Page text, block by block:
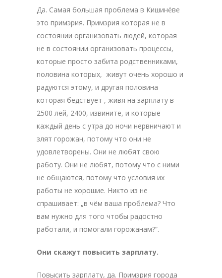
Да. Самая большая проблема в Кишинёве
это примэрия. Примэрия которая не в
состоянии организовать людей, которая
не в состоянии организовать процессы,
которые просто забита родственниками,
половина которых, живут очень хорошо и
радуются этому, и другая половина
которая бедствует , живя на зарплату в
2500 лей, 2400, извините, и которые
каждый день с утра до ночи нервничают и
злят горожан, потому что они не
удовлетворены. Они не любят свою
работу. Они не любят, потому что с ними
не общаются, потому что условия их
работы не хорошие. Никто из не
спрашивает: „в чём ваша проблема? Что
вам нужно для того чтобы радостно
работали, и помогали горожанам?”.
Они скажут повысить зарплату.
Повысить зарплату, да. Примэрия города